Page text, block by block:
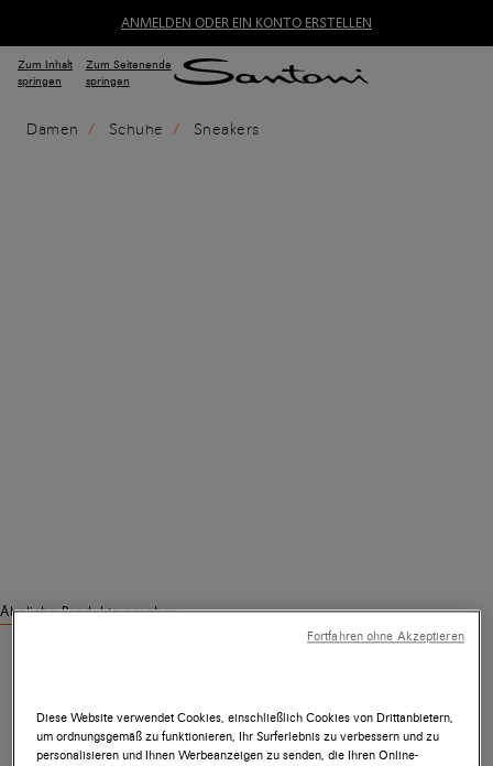
ANMELDEN ODER EIN KONTO ERSTELLEN
Zum Inhalt
springen
Zum Seitenende
springen
Damen Schuhe Sneakers
Ähnliche Produkte ansehen
Diese Website verwendet Cookies, einschließlich Cookies von Drittanbietern,
um ordnungsgemäß zu funktionieren, Ihr Surferlebnis zu verbessern und zu
personalisieren und Ihnen Werbeanzeigen zu senden, die Ihren Online-
Fortfahren ohne Akzeptieren